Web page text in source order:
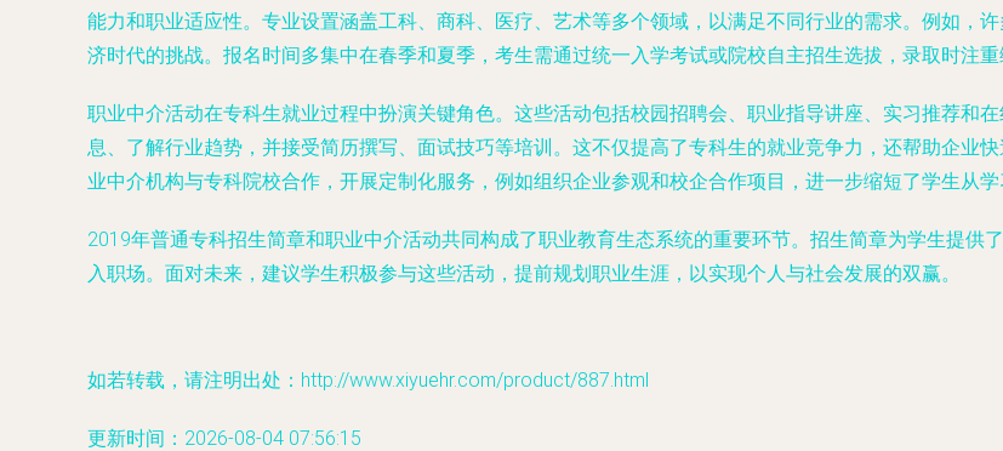
能力和职业适应性。专业设置涵盖工科、商科、医疗、艺术等多个领域，以满足不同行业的需求。例如，
济时代的挑战。报名时间多集中在春季和夏季，考生需通过统一入学考试或院校自主招生选拔，录取时注重
职业中介活动在专科生就业过程中扮演关键角色。这些活动包括校园招聘会、职业指导讲座、实习推荐和
息、了解行业趋势，并接受简历撰写、面试技巧等培训。这不仅提高了专科生的就业竞争力，还帮助企业
业中介机构与专科院校合作，开展定制化服务，例如组织企业参观和校企合作项目，进一步缩短了学生从学
2019年普通专科招生简章和职业中介活动共同构成了职业教育生态系统的重要环节。招生简章为学生提供
入职场。面对未来，建议学生积极参与这些活动，提前规划职业生涯，以实现个人与社会发展的双赢。
如若转载，请注明出处：http://www.xiyuehr.com/product/887.html
更新时间：2026-08-04 07:56:15